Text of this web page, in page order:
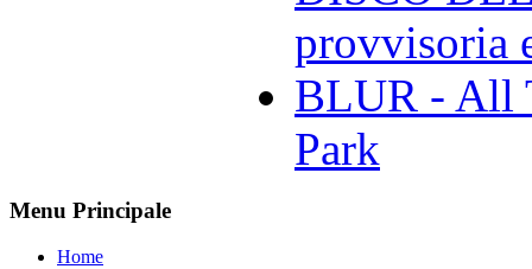
provvisoria
BLUR - All
Park
Menu Principale
Home